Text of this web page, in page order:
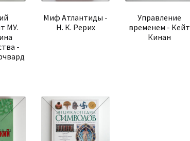
МУ.
-
Миф Атлантиды -
Н. К. Рерих
Управление
временем - Кейт
Кинан